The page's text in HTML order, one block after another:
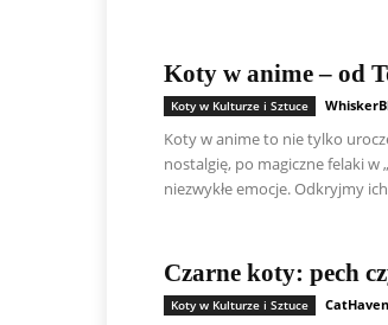
Koty w anime – od
Koty w Kulturze i Sztuce
Koty w anime to nie tylko
nostalgię, po magiczne felaki w
niezwykłe emocje. Odkryjmy
Czarne koty: pech
Koty w Kulturze i Sztuce